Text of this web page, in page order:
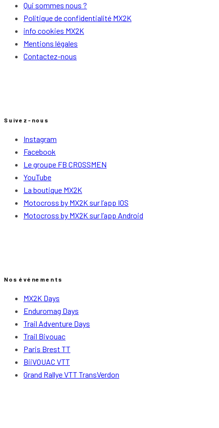
Qui sommes nous ?
Politique de confidentialité MX2K
info cookies MX2K
Mentions légales
Contactez-nous
Suivez-nous
Instagram
Facebook
Le groupe FB CROSSMEN
YouTube
La boutique MX2K
Motocross by MX2K sur l’app IOS
Motocross by MX2K sur l’app Android
Nos événements
MX2K Days
Enduromag Days
Trail Adventure Days
Trail Bivouac
Paris Brest TT
BiiVOUAC VTT
Grand Rallye VTT TransVerdon